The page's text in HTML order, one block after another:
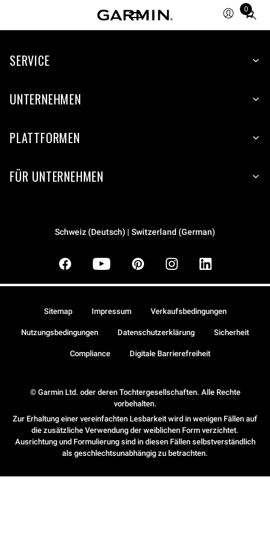
0
Total
items
cart:
SERVICE
UNTERNEHMEN
PLATTFORMEN
FÜR UNTERNEHMEN
Schweiz (Deutsch) | Switzerland (German)
© Garmin Ltd. oder deren Tochtergesellschaften. Alle Rechte
vorbehalten.
Zur Erhaltung einer vereinfachten Lesbarkeit wird in wenigen Fällen auf
die zusätzliche Verwendung der weiblichen Form verzichtet.
Ausrichtung und Formulierung sind in diesen Fällen selbstverständlich
als geschlechtsunabhängig zu betrachten.
Sitemap Impressum Verkaufsbedingungen
Nutzungsbedingungen Datenschutzerklärung Sicherheit
Compliance Digitale Barrierefreiheit